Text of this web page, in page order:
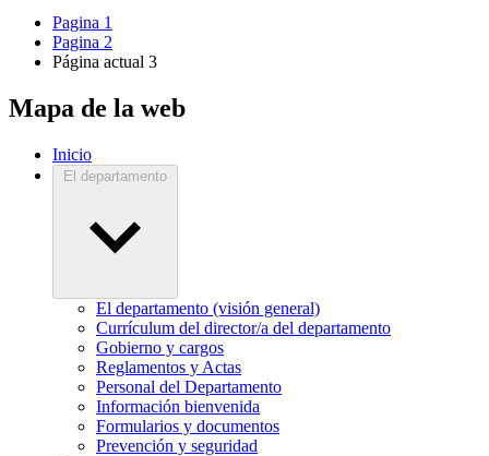
Pagina 1
Pagina 2
Página actual 3
Mapa de la web
Inicio
El departamento
El departamento (visión general)
Currículum del director/a del departamento
Gobierno y cargos
Reglamentos y Actas
Personal del Departamento
Información bienvenida
Formularios y documentos
Prevención y seguridad